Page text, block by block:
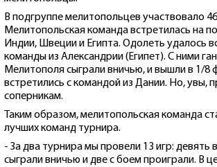
В подгруппе мелитопольцев участвовало
Мелитопольская команда встретилась на
Индии, Швеции и Египта. Одолеть удалось
команды из Александрии (Египет). С ними
Мелитополя сыграли вничью, и вышли в 1/8
встретились с командой из Дании. Но, увы,
соперникам.
Таким образом, мелитопольская команда
лучших команд турнира.
- За два турнира мы провели 13 игр: девять
сыграли вничью и две с боем проиграли. В